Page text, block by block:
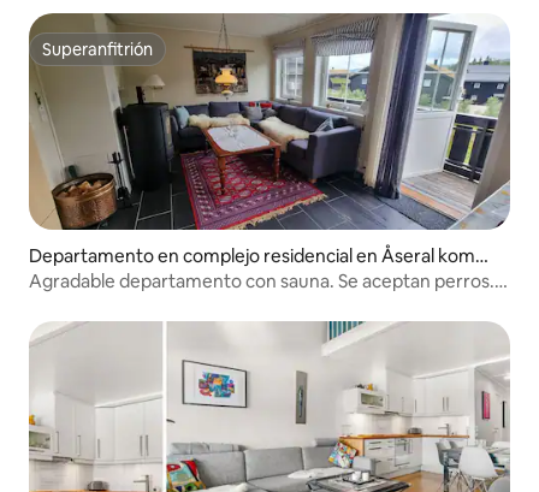
Superanfitrión
Superanfitrión
Departamento en complejo residencial en Åseral komm
une
Agradable departamento con sauna. Se aceptan perros.